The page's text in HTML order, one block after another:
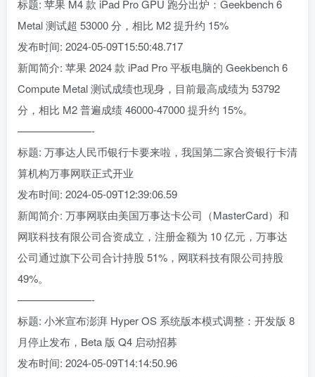
标题: 苹果 M4 款 iPad Pro GPU 跑分出炉：Geekbench 6
Metal 测试超 53000 分，相比 M2 提升约 15%
发布时间: 2024-05-09T15:50:48.717
新闻简介: 苹果 2024 款 iPad Pro 平板电脑的 Geekbench 6
Compute Metal 测试成绩也现身，目前最高成绩为 53792
分，相比 M2 普遍成绩 46000-47000 提升约 15%。
———————-
标题: 万事达人民币银行卡要来啦，我国第二家合资银行卡清
算机构万事网联正式开业
发布时间: 2024-05-09T12:39:06.59
新闻简介: 万事网联由美国万事达卡公司（MasterCard）和
网联科技有限公司合资成立，注册金额为 10 亿元，万事达
公司通过旗下公司合计持股 51%，网联科技有限公司持股
49%。
———————-
标题: 小米宣布澎湃 Hyper OS 系统版本模式调整：开发版 8
月停止发布，Beta 版 Q4 启动招募
发布时间: 2024-05-09T14:14:50.96